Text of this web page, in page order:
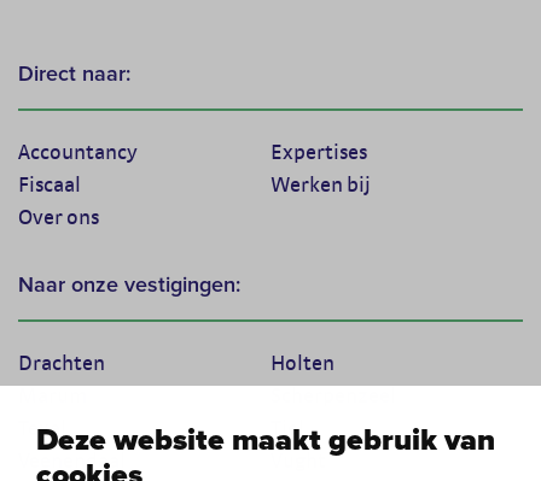
Deze website maakt gebruik van
Direct naar:
Accountancy
Expertises
Fiscaal
Werken bij
Over ons
Naar onze vestigingen:
Drachten
Holten
Texel
Tiel
Veenendaal